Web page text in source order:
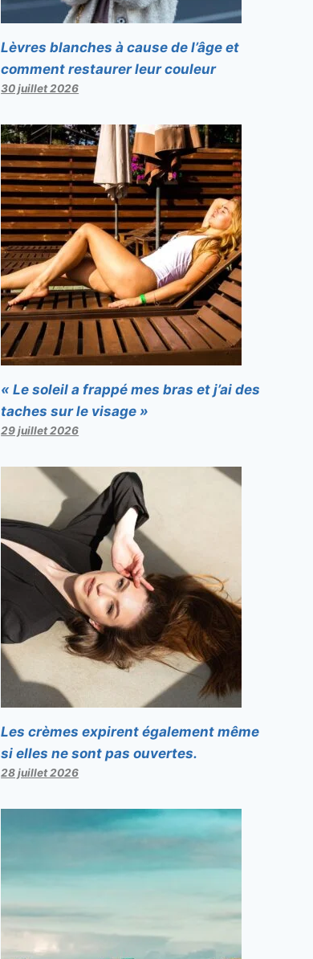
Lèvres blanches à cause de l’âge et
comment restaurer leur couleur
30 juillet 2026
« Le soleil a frappé mes bras et j’ai des
taches sur le visage »
29 juillet 2026
Les crèmes expirent également même
si elles ne sont pas ouvertes.
28 juillet 2026